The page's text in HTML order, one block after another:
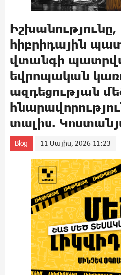
Իշխանությունը,
հիբրիդային
վտանգի
եվրոպական
ազդեցության
տալիս.
Blog 11 Մայիս, 2026 11:23